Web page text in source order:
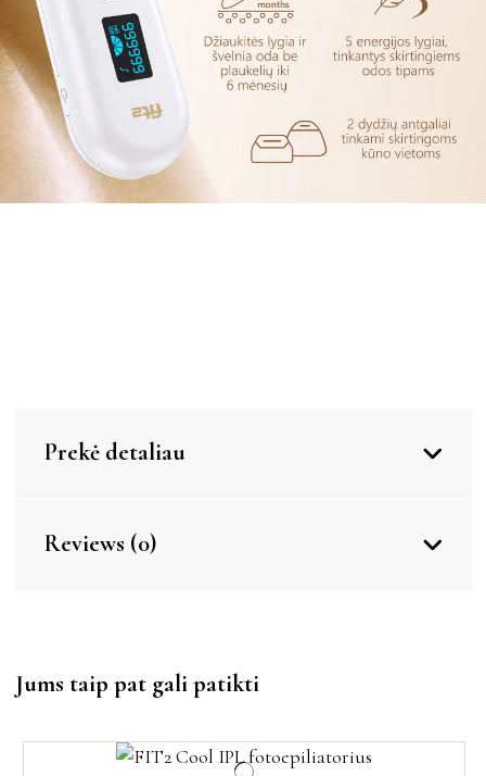
Prekė detaliau
Reviews (0)
Jums taip pat gali patikti